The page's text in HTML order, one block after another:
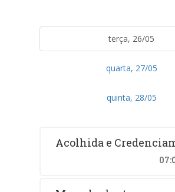
terça, 26/05
quarta, 27/05
quinta, 28/05
Acolhida e